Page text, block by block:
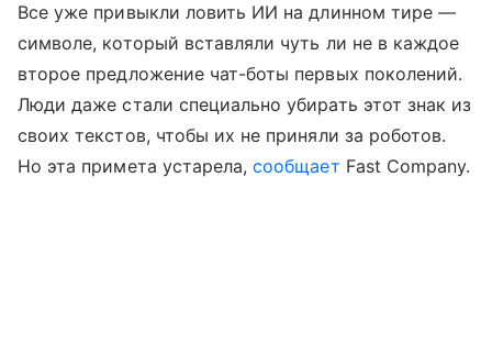
Все уже привыкли ловить ИИ на длинном тире —
символе, который вставляли чуть ли не в каждое
второе предложение чат-боты первых поколений.
Люди даже стали специально убирать этот знак из
своих текстов, чтобы их не приняли за роботов.
Но эта примета устарела,сообщает Fast Company.